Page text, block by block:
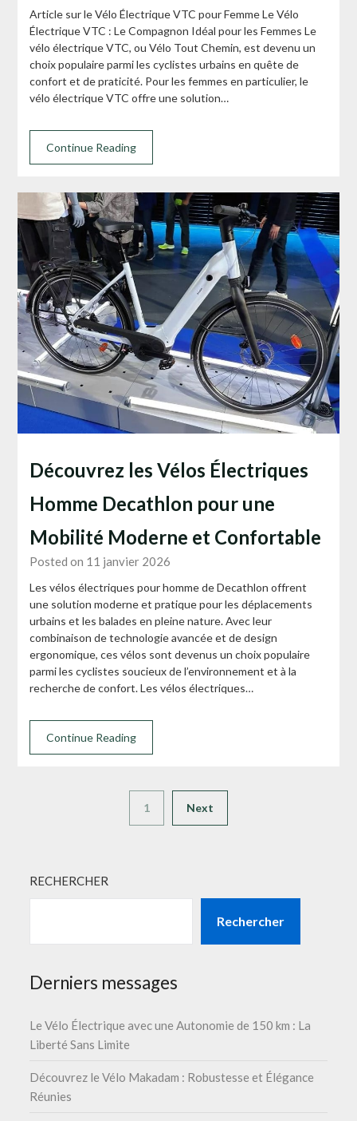
Article sur le Vélo Électrique VTC pour Femme Le Vélo
Électrique VTC : Le Compagnon Idéal pour les Femmes Le
vélo électrique VTC, ou Vélo Tout Chemin, est devenu un
choix populaire parmi les cyclistes urbains en quête de
confort et de praticité. Pour les femmes en particulier, le
vélo électrique VTC offre une solution…
Continue Reading
Découvrez les Vélos Électriques
Homme Decathlon pour une
Mobilité Moderne et Confortable
Posted on 11 janvier 2026
Les vélos électriques pour homme de Decathlon offrent
une solution moderne et pratique pour les déplacements
urbains et les balades en pleine nature. Avec leur
combinaison de technologie avancée et de design
ergonomique, ces vélos sont devenus un choix populaire
parmi les cyclistes soucieux de l’environnement et à la
recherche de confort. Les vélos électriques…
Continue Reading
1 Next
RECHERCHER
Rechercher
Derniers messages
Le Vélo Électrique avec une Autonomie de 150 km : La
Liberté Sans Limite
Découvrez le Vélo Makadam : Robustesse et Élégance
Réunies